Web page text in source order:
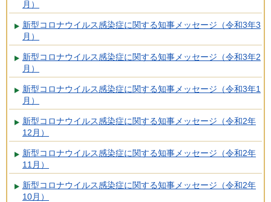
月）
新型コロナウイルス感染症に関する知事メッセージ（令和3年3
月）
新型コロナウイルス感染症に関する知事メッセージ（令和3年2
月）
新型コロナウイルス感染症に関する知事メッセージ（令和3年1
月）
新型コロナウイルス感染症に関する知事メッセージ（令和2年
12月）
新型コロナウイルス感染症に関する知事メッセージ（令和2年
11月）
新型コロナウイルス感染症に関する知事メッセージ（令和2年
10月）